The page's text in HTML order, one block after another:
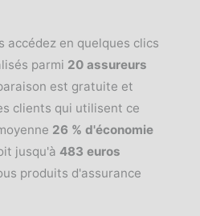
accédez en quelques clics
parmi 20 assureurs
est gratuite et
clients qui utilisent ce
26 % d'économie
jusqu'à 483 euros
produits d'assurance